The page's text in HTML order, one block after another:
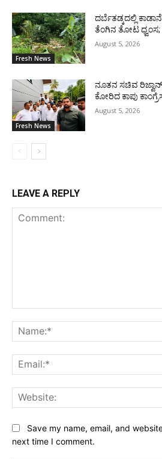
Fresh News
ದರ್ಬೆತಡ್ಕದಲ್ಲಿ
ತೆಂಗಿನ ತೋಟ ಧ್ವಂಸ;
August 5, 2026
Fresh News
ನೂತನ ಸಚಿವ
ಕೋರಿದ ಕಾಪು
August 5, 2026
LEAVE A REPLY
Save my name, email, and
next time I comment.